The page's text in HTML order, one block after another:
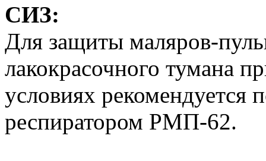
СИЗ:
Для защиты маляров-
лакокрасочного тумана
условиях рекомендуется
респиратором РМП-62.